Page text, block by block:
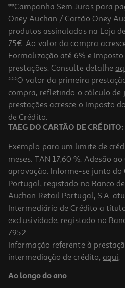
**Campanha Sem Juros para
Oney Auchan / Cartão Oney
produtos assinalados na Loja
75€. Ao valor da compra
Formalização até 6% e
prestações. Consulte detalhe
***O valor da primeira
compra, refletindo o cálculo de
prestações acresce o Imposto
de Crédito.
TAEG DO CARTÃO DE
Exemplo para um limite de
meses. TAN 17,60 %. Adesão
aprovação. Informe-se junto do
Portugal, registado no Banco
Auchan Retail Portugal, S.A.
Intermediário de Crédito a
exclusividade, registado no
7952.
Informação referente à
intermediação de crédito, aqui.
Ao longo do ano